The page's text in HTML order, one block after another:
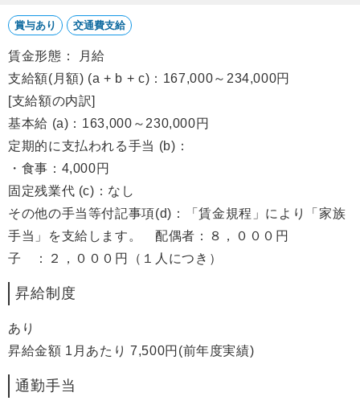
賞与あり 交通費支給
賃金形態： 月給
支給額(月額) (a + b + c)：167,000～234,000円
[支給額の内訳]
基本給 (a)：163,000～230,000円
定期的に支払われる手当 (b)：
・食事：4,000円
固定残業代 (c)：なし
その他の手当等付記事項(d)：「賃金規程」により「家族
手当」を支給します。 配偶者：８，０００円
子 ：２，０００円（１人につき）
昇給制度
あり
昇給金額 1月あたり 7,500円(前年度実績)
通勤手当